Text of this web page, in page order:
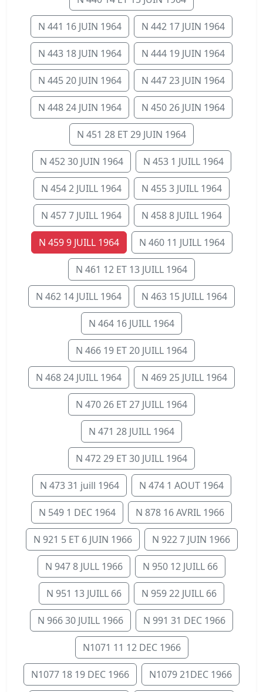
N 441 16 JUIN 1964 N 442 17 JUIN 1964
N 443 18 JUIN 1964 N 444 19 JUIN 1964
N 445 20 JUIN 1964 N 447 23 JUIN 1964
N 448 24 JUIN 1964 N 450 26 JUIN 1964
N 451 28 ET 29 JUIN 1964
N 452 30 JUIN 1964 N 453 1 JUILL 1964
N 454 2 JUILL 1964 N 455 3 JUILL 1964
N 457 7 JUILL 1964 N 458 8 JUILL 1964
N 459 9 JUILL 1964 N 460 11 JUILL 1964
N 461 12 ET 13 JUILL 1964
N 462 14 JUILL 1964 N 463 15 JUILL 1964
N 464 16 JUILL 1964
N 466 19 ET 20 JUILL 1964
N 468 24 JUILL 1964 N 469 25 JUILL 1964
N 470 26 ET 27 JUILL 1964
N 471 28 JUILL 1964
N 472 29 ET 30 JUILL 1964
N 473 31 juill 1964 N 474 1 AOUT 1964
N 549 1 DEC 1964 N 878 16 AVRIL 1966
N 921 5 ET 6 JUIN 1966 N 922 7 JUIN 1966
N 947 8 JULL 1966 N 950 12 JUILL 66
N 951 13 JUILL 66 N 959 22 JUILL 66
N 966 30 JUILL 1966 N 991 31 DEC 1966
N1071 11 12 DEC 1966
N1077 18 19 DEC 1966 N1079 21DEC 1966